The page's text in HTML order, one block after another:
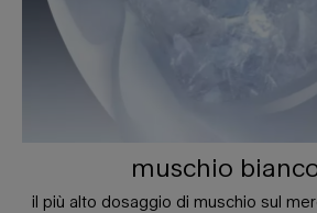
muschio
il più alto dosaggio di muschio sul